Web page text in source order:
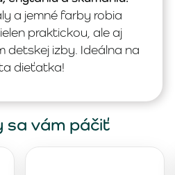
a jemné farby robia
praktickou, ale aj
detskej izby. Ideálna na
dieťatka!
sa vám páčiť